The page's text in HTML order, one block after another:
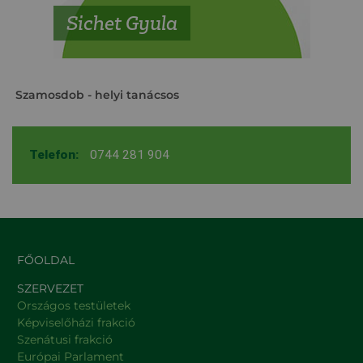
Sichet Gyula
Szamosdob - helyi tanácsos
Telefon: 0744 281 904
FŐOLDAL
SZERVEZET
Országos testületek
Képviselőházi frakció
Szenátusi frakció
Európai Parlament